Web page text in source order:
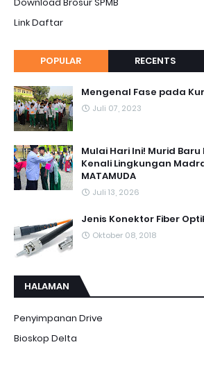
Link Daftar
POPULAR RECENTS
Mengenal Fase pada
Juli 07, 2023
Mulai Hari Ini! Murid
Kenali Lingkungan
MATAMUDA
Juli 13, 2026
Jenis Konektor Fiber
Oktober 08, 2018
HALAMAN
Penyimpanan Drive
Bioskop Delta